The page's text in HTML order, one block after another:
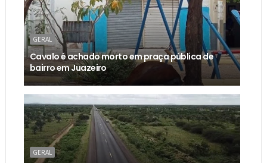
GERAL
Cavalo é achado morto em praça pública de
bairro em Juazeiro
GERAL